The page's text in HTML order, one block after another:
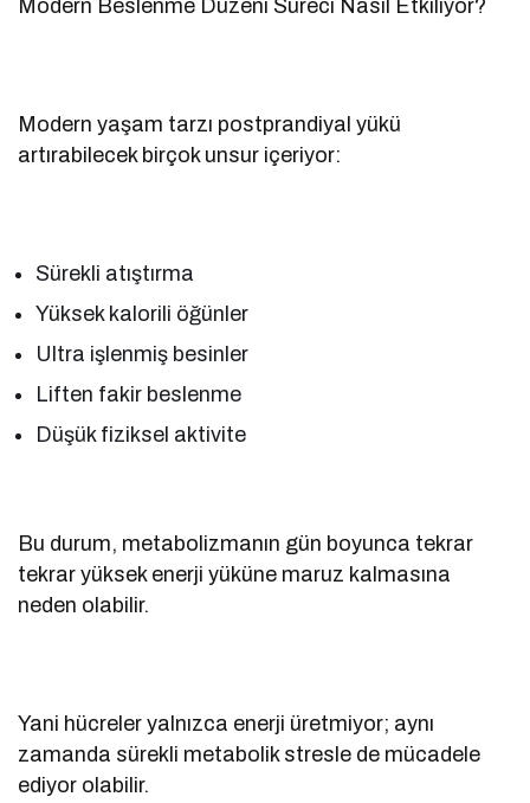
Modern Beslenme Düzeni Süreci Nasıl Etkiliyor?
Modern yaşam tarzı postprandiyal yükü
artırabilecek birçok unsur içeriyor:
Sürekli atıştırma
Yüksek kalorili öğünler
Ultra işlenmiş besinler
Liften fakir beslenme
Düşük fiziksel aktivite
Bu durum, metabolizmanın gün boyunca tekrar
tekrar yüksek enerji yüküne maruz kalmasına
neden olabilir.
Yani hücreler yalnızca enerji üretmiyor; aynı
zamanda sürekli metabolik stresle de mücadele
ediyor olabilir.